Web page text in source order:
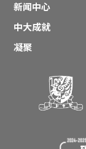
新闻中心
中大成就
凝聚